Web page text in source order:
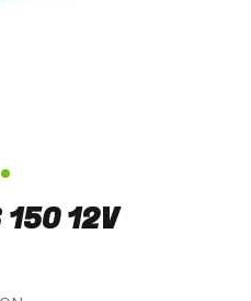
150 12V